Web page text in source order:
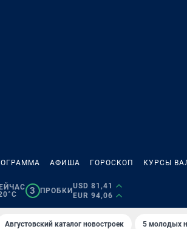
АФИША ГОРОСКОП КУРСЫ
3 ПРОБКИ
USD 81,41
EUR 94,06
Августовский каталог новостроек 5 молодых